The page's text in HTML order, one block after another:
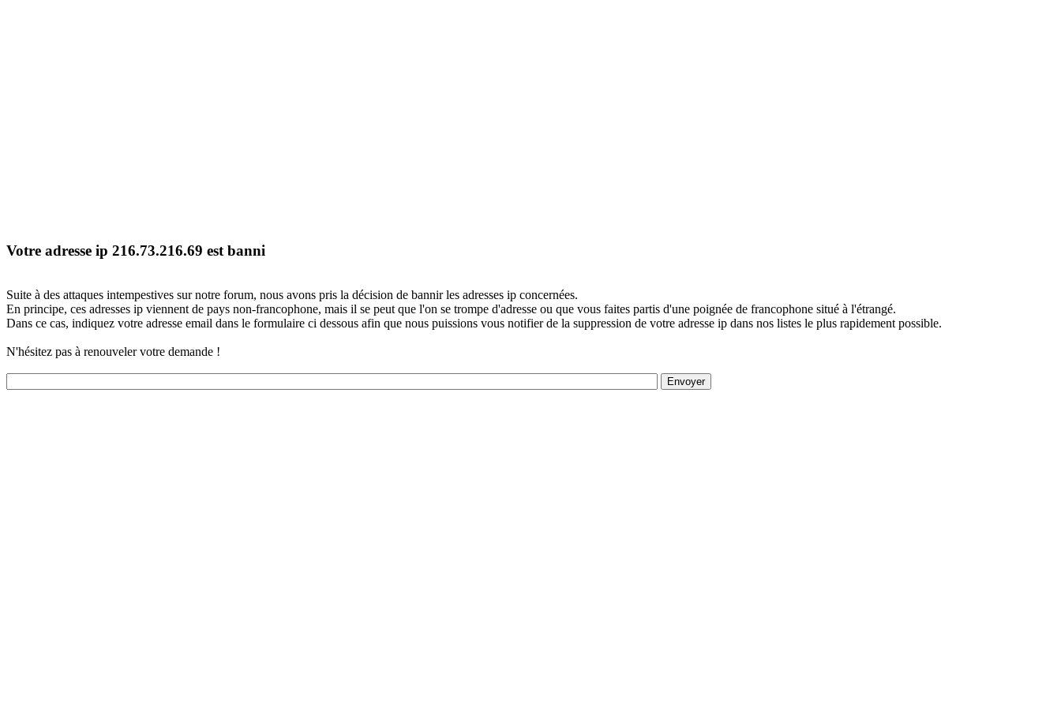
Votre adresse ip 216.73.216.69 est banni
Suite à des attaques intempestives sur notre forum, nous avons pris la décision de bannir les adresses ip concernées.
En principe, ces adresses ip viennent de pays non-francophone, mais il se peut que l'on se trompe d'adresse ou que vous faites partis d'une poignée de francophone situé à l'étrangé.
Dans ce cas, indiquez votre adresse email dans le formulaire ci dessous afin que nous puissions vous notifier de la suppression de votre adresse ip dans nos listes le plus rapidement possible.
N'hésitez pas à renouveler votre demande !